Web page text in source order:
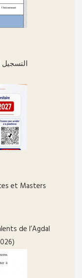
et Masters
de l’Agdal